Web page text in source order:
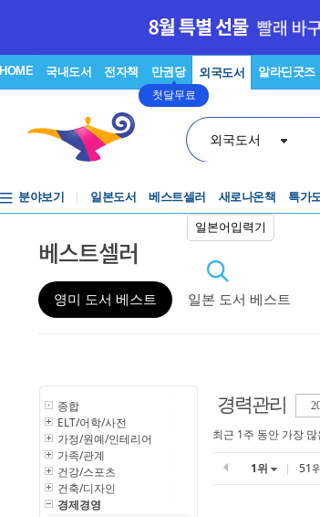
HOME 국내도서 전자책 만권당
첫달무료
외국도서 알라딘굿즈
외국도서
일본어입력기
분야보기 일본도서 베스트셀러 새로나온책 특가
베스트셀러
영미 도서 베스트 일본 도서 베스트
종합
ELT/어학/사전
가정/원예/인테리어
가족/관계
건강/스포츠
건축/디자인
경제경영
경력관리
최근 1주 동안 가장
1위 51